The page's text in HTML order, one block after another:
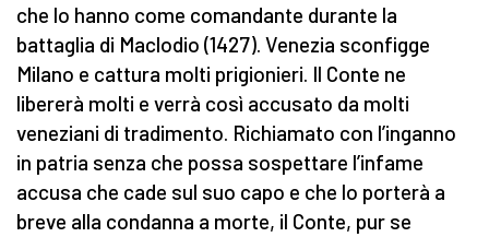
che lo hanno come comandante durante la
battaglia di Maclodio (1427). Venezia sconfigge
Milano e cattura molti prigionieri. Il Conte ne
libererà molti e verrà così accusato da molti
veneziani di tradimento. Richiamato con l’inganno
in patria senza che possa sospettare l’infame
accusa che cade sul suo capo e che lo porterà a
breve alla condanna a morte, il Conte, pur se